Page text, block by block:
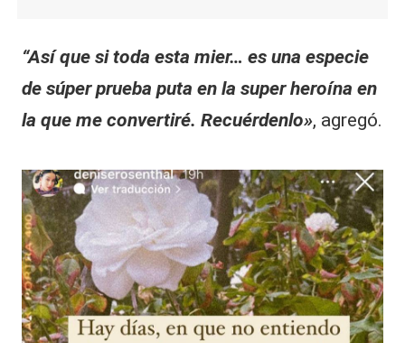
“Así que si toda esta mier… es una especie
de súper prueba puta en la super heroína en
la que me convertiré. Recuérdenlo», agregó.